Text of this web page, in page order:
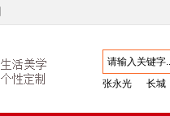
张永光 长城